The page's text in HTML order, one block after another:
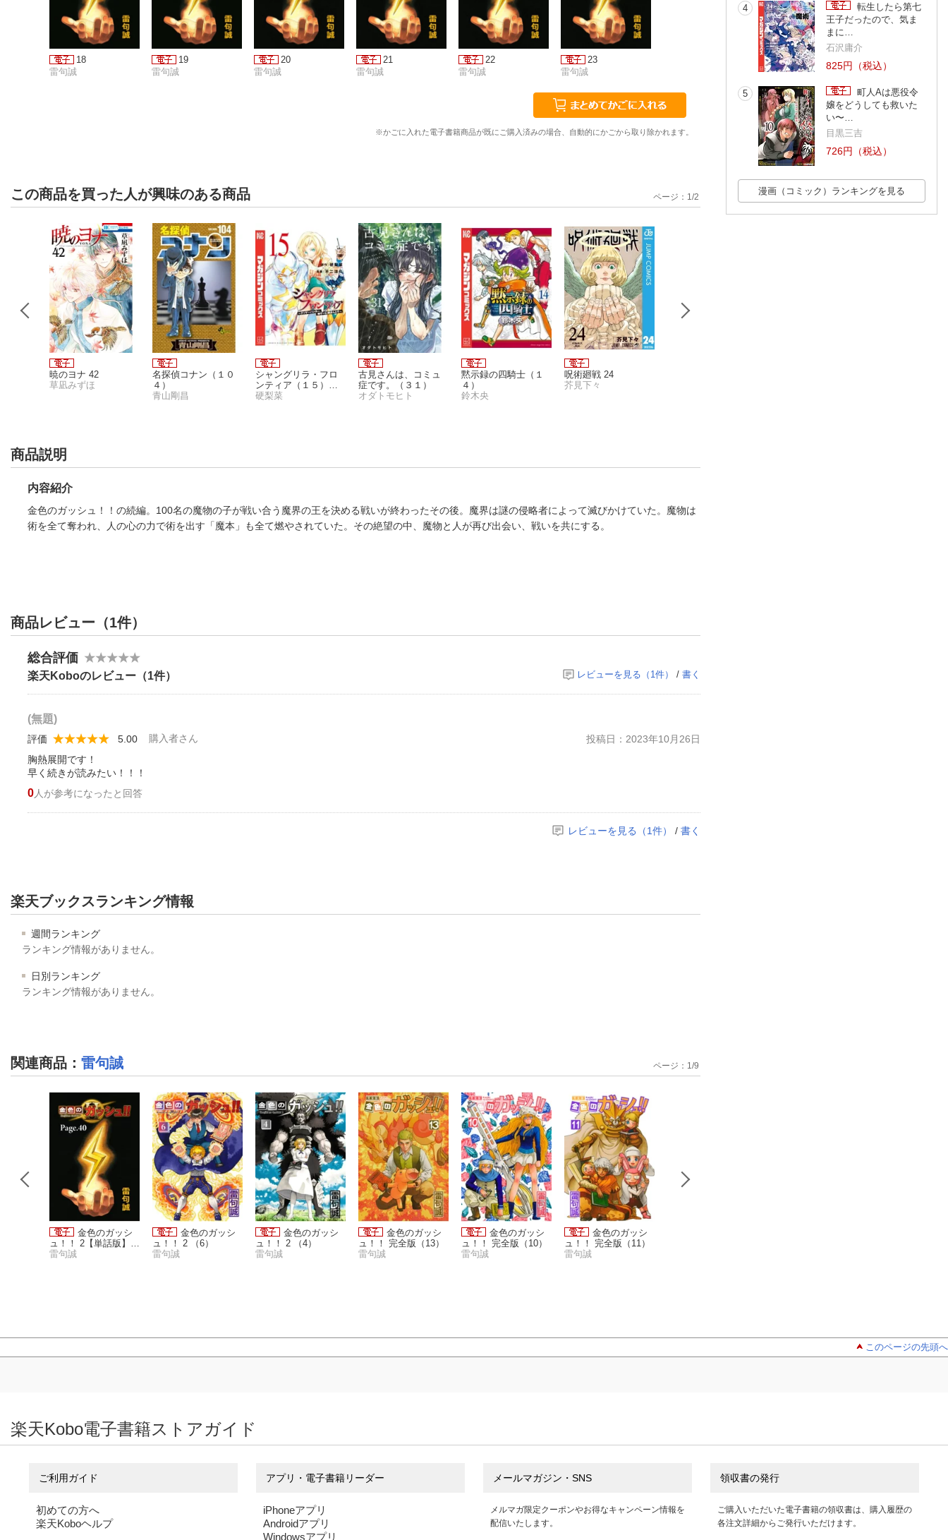
18
雷句誠
19
雷句誠
20
雷句誠
21
雷句誠
22
雷句誠
23
雷句誠
25
雷句誠
雷句誠
※かごに入れた電子書籍商品が既にご購入済みの場合、自動的にかごから取り除かれます。
この商品を買った人が興味のある商品
暁のヨナ 42
草凪みずほ
名探偵コナン（１０
４）
青山剛昌
シャングリラ・フロ
ンティア（１５）
〜クソゲーハンタ
硬梨菜
古見さんは、コミュ
症です。（３１）
オダトモヒト
黙示録の四騎士（１
４）
鈴木央
呪術廻戦 24
芥見下々
ページ： 1/2
商品説明
内容紹介
金色のガッシュ！！の続編。100名の魔物の子が戦い合う魔界の王を決める戦いが終わったその後。魔界は謎の侵略者によって滅びかけていた。魔物は
術を全て奪われ、人の心の力で術を出す「魔本」も全て燃やされていた。その絶望の中、魔物と人が再び出会い、戦いを共にする。
商品レビュー（1件）
総合評価
楽天Koboのレビュー（1件） レビューを見る（ 1件） / 書く
(無題)
購入者さん
評価 5.00
投稿日：2023年10月26日
胸熱展開です！
早く続きが読みたい！！！
0人が参考になったと回答
レビューを見る（1件） / 書く
楽天ブックスランキング情報
週間ランキング
ランキング情報がありません。
日別ランキング
ランキング情報がありません。
関連商品 ： 雷句誠
金色のガッシ
ュ！！ 2【単話版】 P
age 40
雷句誠
金色のガッシ
ュ！！ 2 （6）
雷句誠
金色のガッシ
ュ！！ 2 （4）
雷句誠
金色のガッシ
ュ！！ 完全版（13）
雷句誠
金色のガッシ
ュ！！ 完全版（10）
雷句誠
金色のガッシ
ュ！！ 完全版（11）
雷句誠
ページ： 1/9
4
転生したら第七
王子だったので、気ま
まに…
石沢庸介
825円（税込）
5
町人Aは悪役令
嬢をどうしても救いた
い〜…
目黒三吉
726円（税込）
漫画（コミック）ランキングを見る
このページの先頭へ
楽天Kobo電子書籍ストアガイド
ご利用ガイド
初めての方へ
楽天Koboヘルプ
アプリ・電子書籍リーダー
iPhoneアプリ
Androidアプリ
Windowsアプリ
メールマガジン・SNS
メルマガ限定クーポンやお得なキャンペーン情報を
配信いたします。
領収書の発行
ご購入いただいた電子書籍の領収書は、購入履歴の
各注文詳細からご発行いただけます。